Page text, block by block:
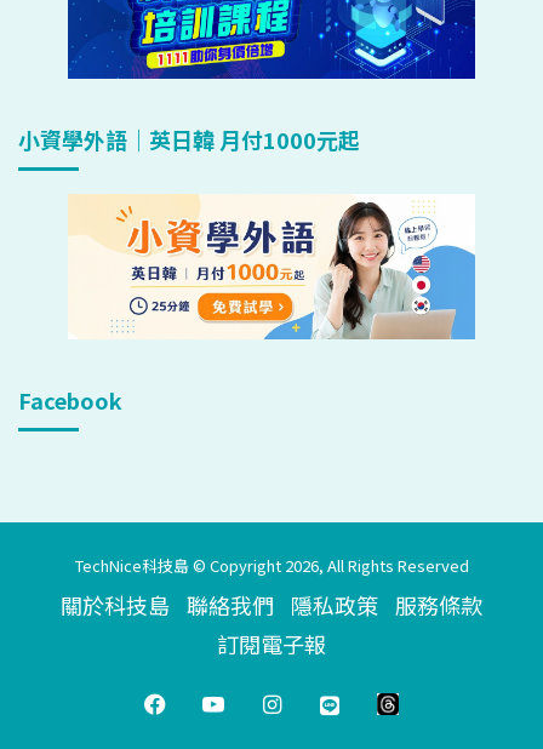
小資學外語｜英日韓 月付1000元起
Facebook
TechNice科技島 © Copyright 2026, All Rights Reserved
關於科技島 聯絡我們 隱私政策 服務條款
訂閱電子報